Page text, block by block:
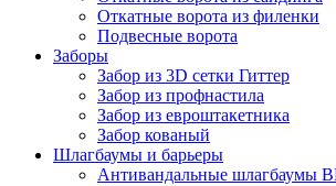
Откатные ворота из филенки
Подвесные ворота
Заборы
Забор из 3D сетки Гиттер
Забор из профнастила
Забор из евроштакетника
Забор кованый
Шлагбаумы и барьеры
Антивандальные шлагбаумы